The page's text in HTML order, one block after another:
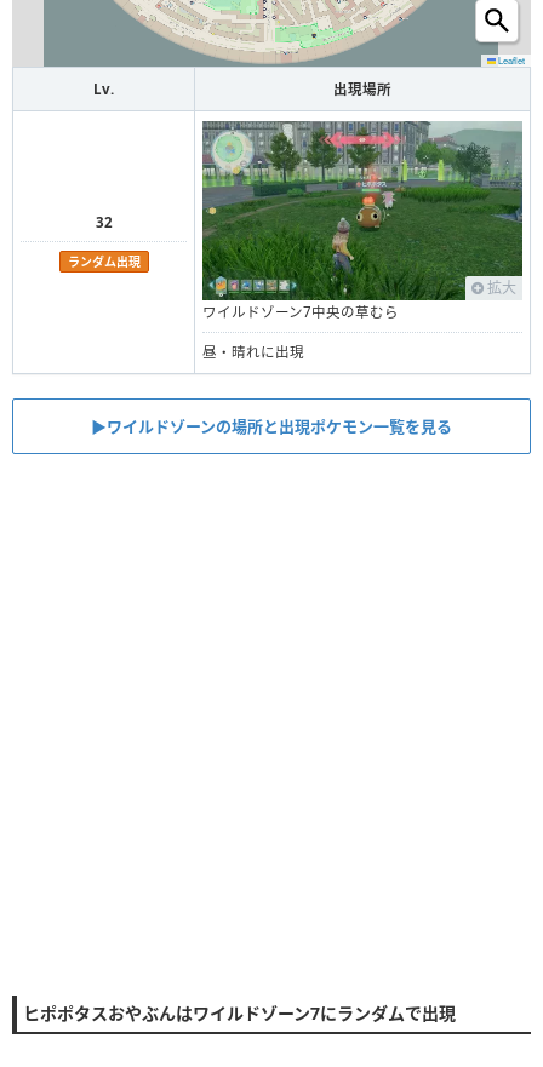
Leaflet
Lv. 出現場所
32
ランダム出現
拡大
ワイルドゾーン7中央の草むら
昼・晴れに出現
▶︎ワイルドゾーンの場所と出現ポケモン一覧を見る
ヒポポタスおやぶんはワイルドゾーン7にランダムで出現